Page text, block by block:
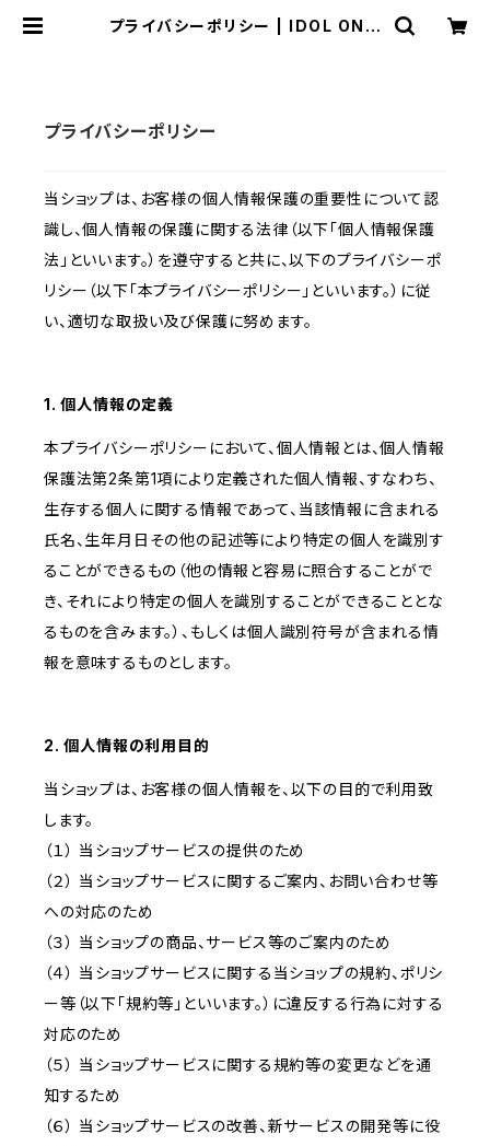
プライバシーポリシー | IDOL ONLI
プライバシーポリシー
当ショップは、お客様の個人情報保護の重要性について認
識し、個人情報の保護に関する法律（以下「個人情報保護
法」といいます。）を遵守すると共に、以下のプライバシーポ
リシー（以下「本プライバシーポリシー」といいます。）に従
い、適切な取扱い及び保護に努めます。
1. 個人情報の定義
本プライバシーポリシーにおいて、個人情報とは、個人情報
保護法第2条第1項により定義された個人情報、すなわち、
生存する個人に関する情報であって、当該情報に含まれる
氏名、生年月日その他の記述等により特定の個人を識別す
ることができるもの（他の情報と容易に照合することがで
き、それにより特定の個人を識別することができることとな
るものを含みます。）、もしくは個人識別符号が含まれる情
報を意味するものとします。
2. 個人情報の利用目的
当ショップは、お客様の個人情報を、以下の目的で利用致
します。
（１） 当ショップサービスの提供のため
（２） 当ショップサービスに関するご案内、お問い合わせ等
への対応のため
（３） 当ショップの商品、サービス等のご案内のため
（４） 当ショップサービスに関する当ショップの規約、ポリシ
ー等（以下「規約等」といいます。）に違反する行為に対する
対応のため
（５） 当ショップサービスに関する規約等の変更などを通
知するため
（６） 当ショップサービスの改善、新サービスの開発等に役